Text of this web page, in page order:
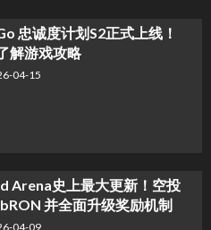
忠诚度计划S2正式上线！
解游戏攻略
04-15
Arena史上最大更新！空投
并全面升级奖励机制
04-09